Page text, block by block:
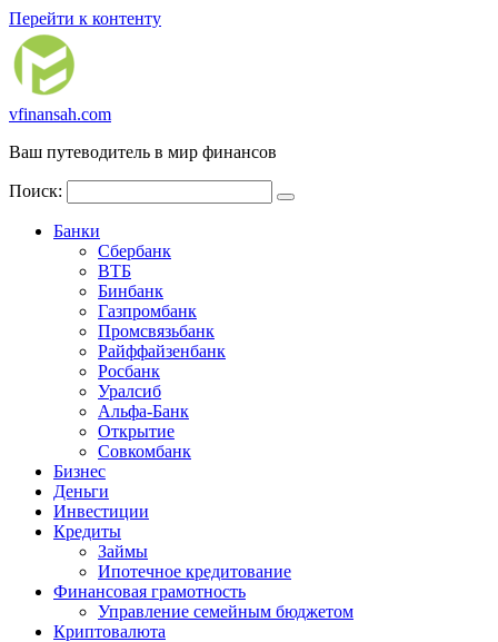
Перейти к контенту
vfinansah.com
Ваш путеводитель в мир финансов
Поиск:
Банки
Сбербанк
ВТБ
Бинбанк
Газпромбанк
Промсвязьбанк
Райффайзенбанк
Росбанк
Уралсиб
Альфа-Банк
Открытие
Совкомбанк
Бизнес
Деньги
Инвестиции
Кредиты
Займы
Ипотечное кредитование
Финансовая грамотность
Управление семейным бюджетом
Криптовалюта